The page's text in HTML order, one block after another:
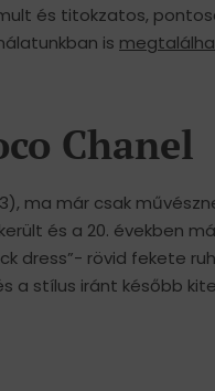
és titokzatos,
is
Chanel
ma már csak
és a 20. években
dress”- rövid fekete
a stílus iránt később